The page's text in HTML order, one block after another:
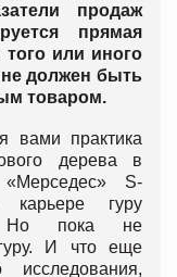
продаж
прямая
или иного
должен быть
товаром.
вами практика
дерева в
«Мерседес» S-
гуру
Но пока не
И что еще